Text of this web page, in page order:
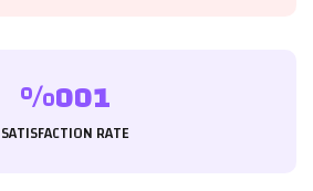
1
0
0
%
SATISFACTION RATE